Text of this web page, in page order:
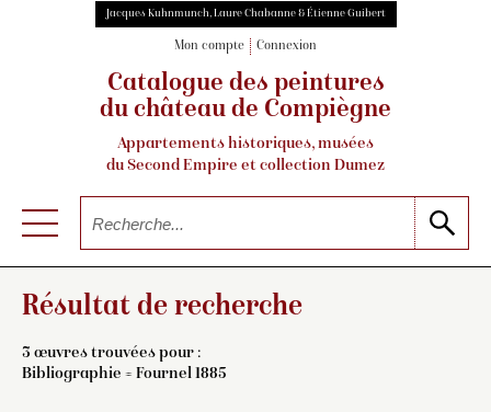
Jacques Kuhnmunch, Laure Chabanne & Étienne Guibert
Mon compte Connexion
Catalogue des peintures
du château de Compiègne
Appartements historiques, musées
du Second Empire et collection Dumez
Résultat de recherche
3 œuvres trouvées pour :
Bibliographie = Fournel 1885